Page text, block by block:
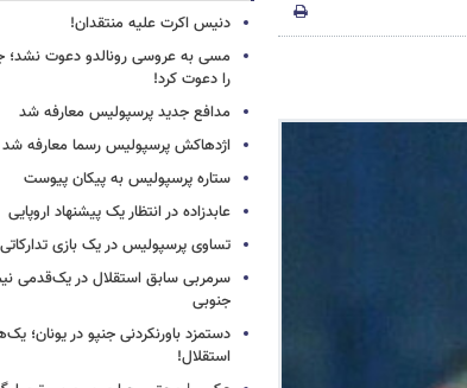
دنیس اکرت علیه منتقدان!
مسی به عروسی رونالدو دعوت نشد؛
را دعوت کرد!
مدافع جدید پرسپولیس معارفه شد
اژدهاکش پرسپولیس رسما معارفه شد
ستاره پرسپولیس به پیکان پیوست
عابدزاده در انتظار یک پیشنهاد اروپایی
تساوی پرسپولیس در یک بازی تدارکاتی
سرمربی سابق استقلال در یک‌قدمی
جنوبی
دستمزد باورنکردنی جنپو در یونان؛
استقلال!